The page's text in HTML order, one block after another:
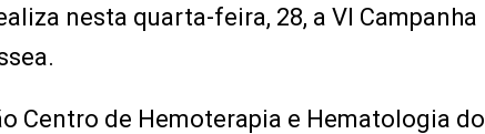
nesta quarta-feira, 28, a VI Campanha
Centro de Hemoterapia e Hematologia do